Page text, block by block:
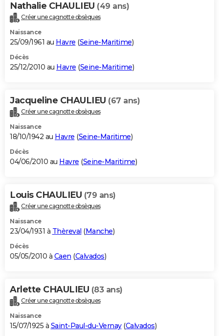
Nathalie CHAULIEU (49 ans)
Créer une cagnotte obsèques
Naissance
25/09/1961 au Havre (Seine-Maritime)
Décès
25/12/2010 au Havre (Seine-Maritime)
Jacqueline CHAULIEU (67 ans)
Créer une cagnotte obsèques
Naissance
18/10/1942 au Havre (Seine-Maritime)
Décès
04/06/2010 au Havre (Seine-Maritime)
Louis CHAULIEU (79 ans)
Créer une cagnotte obsèques
Naissance
23/04/1931 à Thèreval (Manche)
Décès
05/05/2010 à Caen (Calvados)
Arlette CHAULIEU (83 ans)
Créer une cagnotte obsèques
Naissance
15/07/1925 à Saint-Paul-du-Vernay(Calvados)